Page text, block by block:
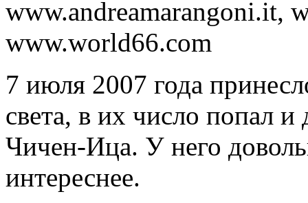
www.andreamarangoni.it,
www.world66.com
7 июля 2007 года
света, в их число попал
Чичен-Ица. У него
интереснее.